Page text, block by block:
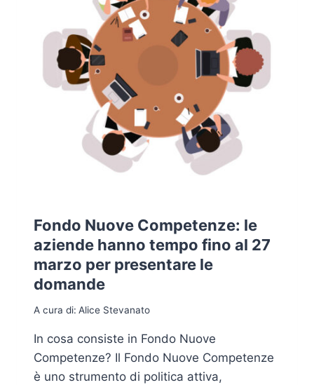
Fondo Nuove Competenze: le
aziende hanno tempo fino al 27
marzo per presentare le
domande
A cura di: Alice Stevanato
In cosa consiste in Fondo Nuove
Competenze? Il Fondo Nuove Competenze
è uno strumento di politica attiva,